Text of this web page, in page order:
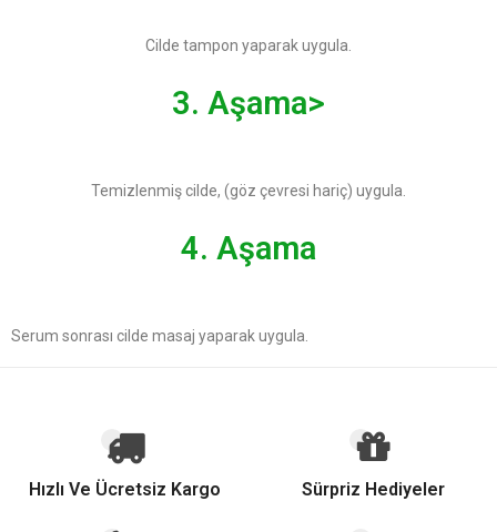
Cilde tampon yaparak uygula.
3. Aşama>
Temizlenmiş cilde, (göz çevresi hariç) uygula.
4. Aşama
Serum sonrası cilde masaj yaparak uygula.
Hızlı Ve Ücretsiz Kargo Sürpriz Hediyeler